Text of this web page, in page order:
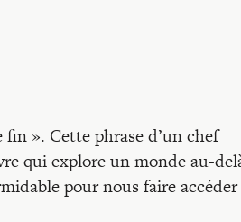
fin ». Cette phrase d’un chef
qui explore un monde au-
pour nous faire accéder